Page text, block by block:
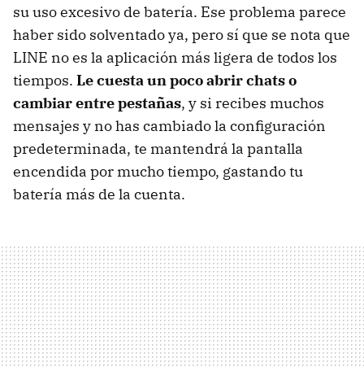
su uso excesivo de batería. Ese problema parece
haber sido solventado ya, pero sí que se nota que
LINE no es la aplicación más ligera de todos los
tiempos. Le cuesta un poco abrir chats o
cambiar entre pestañas, y si recibes muchos
mensajes y no has cambiado la configuración
predeterminada, te mantendrá la pantalla
encendida por mucho tiempo, gastando tu
batería más de la cuenta.